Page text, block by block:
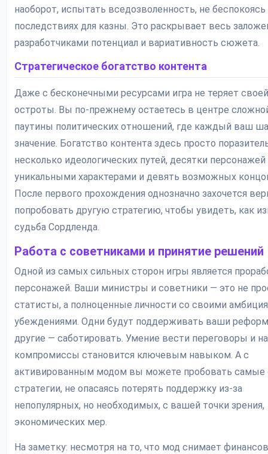
наоборот, испытать вседозволенность, не беспокоясь
последствиях для казны. Это раскрывает весь
разработчиками потенциал и вариативность сюжета.
Стратегическое богатство контента
Даже с бесконечными ресурсами игра не теряет своей
остроты. Вы по-прежнему остаетесь в центре
паутины политических отношений, где каждый ваш
значение. Богатство контента здесь просто
несколько идеологических путей, десятки персонажей
уникальными характерами и девять возможных
После первого прохождения однозначно захочется
попробовать другую стратегию, чтобы увидеть, как
судьба Сордленда.
Работа с советниками и принятие решений
Одной из самых сильных сторон игры является
персонажей. Ваши министры и советники — это не
статисты, а полноценные личности со своими
убеждениями. Одни будут поддерживать ваши
другие — саботировать. Умение вести переговоры и
компромиссы становится ключевым навыком. А с
активированным модом вы можете пробовать
стратегии, не опасаясь потерять поддержку из-за
непопулярных, но необходимых, с вашей точки зрения,
экономических мер.
На заметку: несмотря на то, что мод снимает